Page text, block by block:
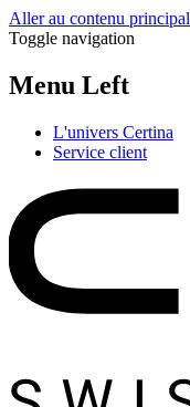
Aller au contenu principal
Toggle navigation
Menu Left
L'univers Certina
Service client